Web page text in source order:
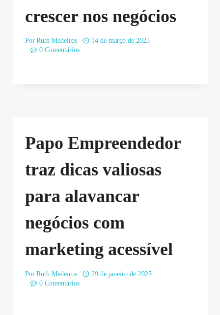
crescer nos negócios
Por Ruth Medeiros
14 de março de 2025
0 Comentários
Papo Empreendedor
traz dicas valiosas
para alavancar
negócios com
marketing acessível
Por Ruth Medeiros
29 de janeiro de 2025
0 Comentários